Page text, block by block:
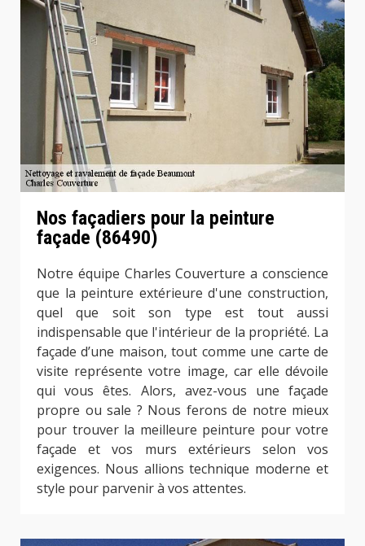
Nos façadiers pour la peinture
façade (86490)
Notre équipe Charles Couverture a conscience
que la peinture extérieure d'une construction,
quel que soit son type est tout aussi
indispensable que l'intérieur de la propriété. La
façade d’une maison, tout comme une carte de
visite représente votre image, car elle dévoile
qui vous êtes. Alors, avez-vous une façade
propre ou sale ? Nous ferons de notre mieux
pour trouver la meilleure peinture pour votre
façade et vos murs extérieurs selon vos
exigences. Nous allions technique moderne et
style pour parvenir à vos attentes.